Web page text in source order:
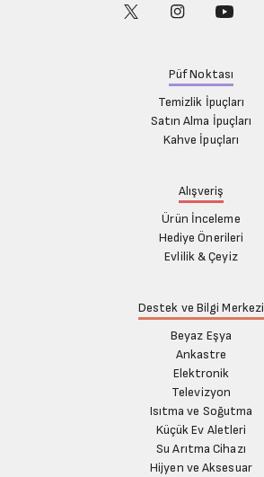
Püf Noktası
Temizlik İpuçları
Satın Alma İpuçları
Kahve İpuçları
Alışveriş
Ürün İnceleme
Hediye Önerileri
Evlilik & Çeyiz
Destek ve Bilgi Merkezi
Beyaz Eşya
Ankastre
Elektronik
Televizyon
Isıtma ve Soğutma
Küçük Ev Aletleri
Su Arıtma Cihazı
Hijyen ve Aksesuar